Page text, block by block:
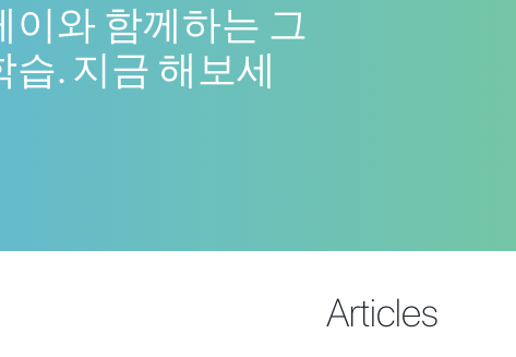
이와 함께하는 그
습. 지금 해보세
Articles